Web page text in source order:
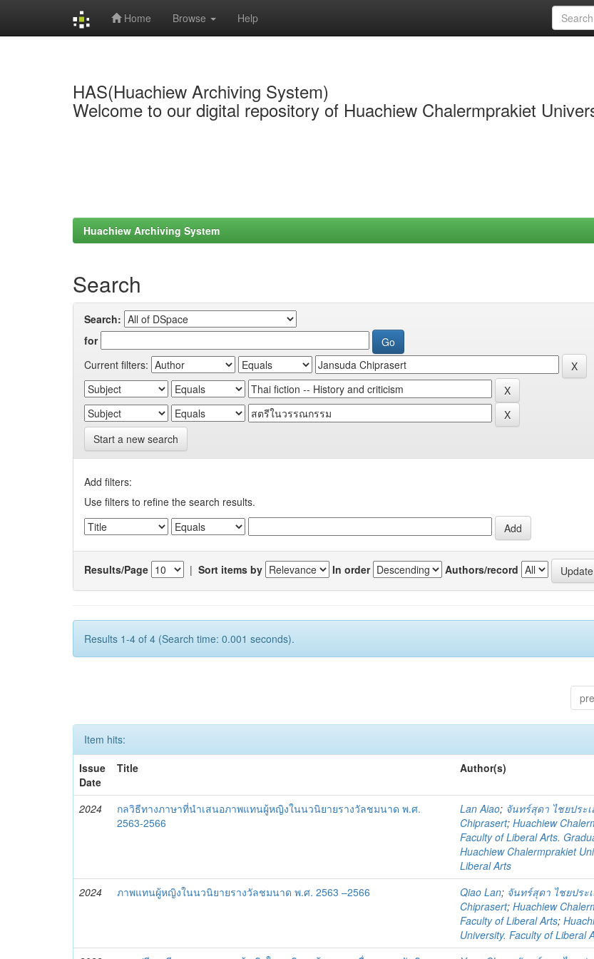
Home Browse Help
HAS(Huachiew Archiving System)
Welcome to our digital repository of Huachiew Chalermprakiet
Huachiew Archiving System
Search
Search:
for
Current filters:
Start a new search
Add filters:
Use filters to refine the search results.
Results/Page | Sort items by In order Authors/record
Results 1-4 of 4 (Search time: 0.001 seconds).
Item hits:
Issue
Date
Title Author(s)
2024
กลวิธีทางภาษาที่นำเสนอภาพแทนผู้หญิงในนวนิยายรางวัลชมนาด พ.ศ.
2563-2566
Lan Aiao; จันทร์สุดา ไชยประ
Chiprasert;Huachiew
Faculty of Liberal Arts.
Huachiew Chalermprakiet
Liberal Arts
2024
ภาพแทนผู้หญิงในนวนิยายรางวัลชมนาด พ.ศ. 2563 –2566 Qiao Lan; จันทร์สุดา ไชยประ
Chiprasert;Huachiew
Faculty of Liberal Arts;
University. Faculty of Liberal